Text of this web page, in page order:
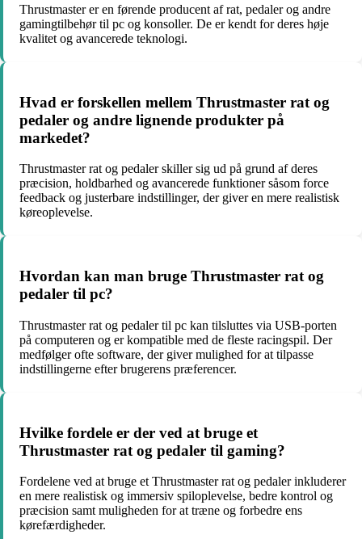
Thrustmaster er en førende producent af rat, pedaler og andre
gamingtilbehør til pc og konsoller. De er kendt for deres høje
kvalitet og avancerede teknologi.
Hvad er forskellen mellem Thrustmaster rat og
pedaler og andre lignende produkter på
markedet?
Thrustmaster rat og pedaler skiller sig ud på grund af deres
præcision, holdbarhed og avancerede funktioner såsom force
feedback og justerbare indstillinger, der giver en mere realistisk
køreoplevelse.
Hvordan kan man bruge Thrustmaster rat og
pedaler til pc?
Thrustmaster rat og pedaler til pc kan tilsluttes via USB-porten
på computeren og er kompatible med de fleste racingspil. Der
medfølger ofte software, der giver mulighed for at tilpasse
indstillingerne efter brugerens præferencer.
Hvilke fordele er der ved at bruge et
Thrustmaster rat og pedaler til gaming?
Fordelene ved at bruge et Thrustmaster rat og pedaler inkluderer
en mere realistisk og immersiv spiloplevelse, bedre kontrol og
præcision samt muligheden for at træne og forbedre ens
kørefærdigheder.